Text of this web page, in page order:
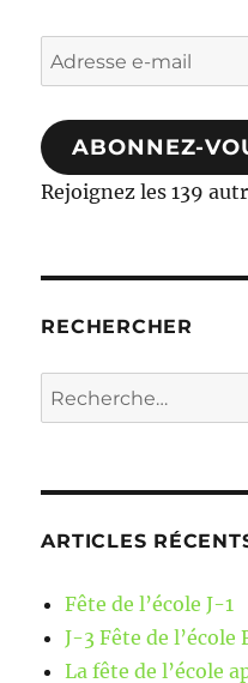
Adresse
e-
mail
ABONNEZ-
Rejoignez les 139
RECHERCHER
Recherche
pour :
ARTICLES
Fête de l’école J-1
J-3 Fête de
La fête de l’école